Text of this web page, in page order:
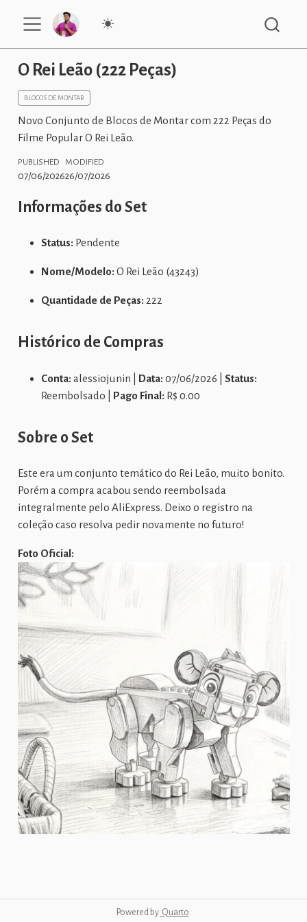
O Rei Leão (222 Peças)
BLOCOS DE MONTAR
Novo Conjunto de Blocos de Montar com 222 Peças do
Filme Popular O Rei Leão.
PUBLISHED
07/06/2026
MODIFIED
26/07/2026
Informações do Set
Status: Pendente
Nome/Modelo: O Rei Leão (43243)
Quantidade de Peças: 222
Histórico de Compras
Conta: alessiojunin | Data: 07/06/2026 | Status:
Reembolsado | Pago Final: R$ 0.00
Sobre o Set
Este era um conjunto temático do Rei Leão, muito bonito.
Porém a compra acabou sendo reembolsada
integralmente pelo AliExpress. Deixo o registro na
coleção caso resolva pedir novamente no futuro!
Foto Oficial:
Powered by Quarto.